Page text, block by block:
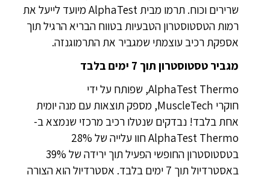
שרירים וכוח. תרמו מבית AlphaTest מיועד לייעל את
רמות הטסטוסטרון הטבעיות בטווח הבריא הרגיל תוך
אספקת רכיב עוצמתי שמגביר את התרמוגנזה.
מגביר טסטוסטרון תוך 7 ימים בלבד
AlphaTest Thermo, שפותח על ידי
חוקרי MuscleTech, מספק תוצאות עם מנה יומית
אחת בלבד! נבדקים שנטלו רכיב מרכזי שנמצא ב-
AlphaTest Thermo חוו עלייה של 28%
בטסטוסטרון החופשי הפעיל תוך ירידה של 39%
באסטרדיול תוך 7 ימים בלבד. אסטרדיול הוא הצורה